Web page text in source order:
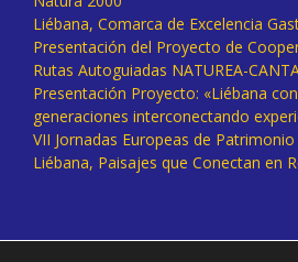
Liébana, Comarca de Excelencia
Presentación del Proyecto de
Rutas Autoguiadas NATUREA-
Presentación Proyecto: «Liébana
generaciones interconectando
VII Jornadas Europeas de
Liébana, Paisajes que Conectan en